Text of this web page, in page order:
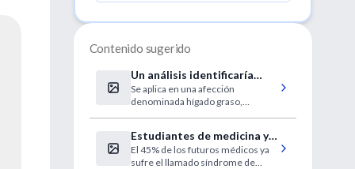
Contenido sugerido
Un análisis identificaría
casos graves de
enfermedad hepática
Se aplica en una afección
denominada hígado graso,
Estudiantes de medicina y
médicos 'quemados'
El 45% de los futuros médicos ya
sufre el llamado síndrome de